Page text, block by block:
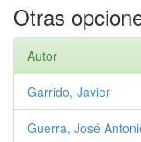
Otras
Autor
Garrido, Javier
Guerra, José